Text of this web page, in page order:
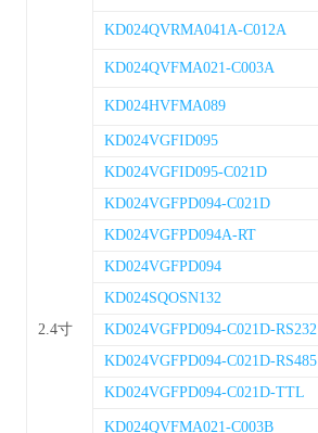
2.4寸
KD024QVRMA041A-C012A
KD024QVFMA021-C003A
KD024HVFMA089
KD024VGFID095
KD024VGFID095-C021D
KD024VGFPD094-C021D
KD024VGFPD094A-RT
KD024VGFPD094
KD024SQOSN132
KD024VGFPD094-C021D-RS232
KD024VGFPD094-C021D-RS485
KD024VGFPD094-C021D-TTL
KD024QVFMA021-C003B